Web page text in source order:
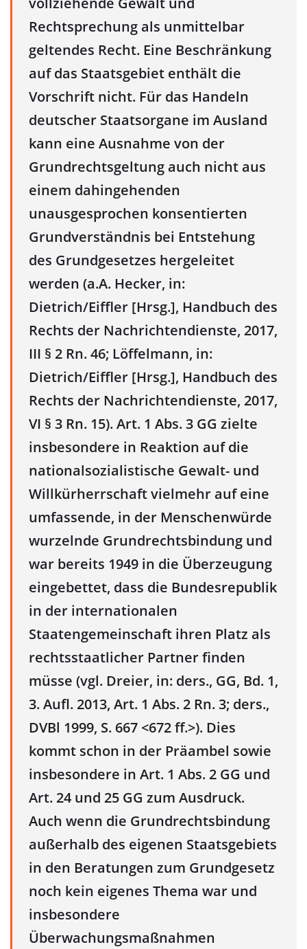
Rechtsprechung als unmittelbar
geltendes Recht. Eine Beschränkung
auf das Staatsgebiet enthält die
Vorschrift nicht. Für das Handeln
deutscher Staatsorgane im Ausland
kann eine Ausnahme von der
Grundrechtsgeltung auch nicht aus
einem dahingehenden
unausgesprochen konsentierten
Grundverständnis bei Entstehung
des Grundgesetzes hergeleitet
werden (a.A. Hecker, in:
Dietrich/Eiffler [Hrsg.], Handbuch des
Rechts der Nachrichtendienste, 2017,
III § 2 Rn. 46; Löffelmann, in:
Dietrich/Eiffler [Hrsg.], Handbuch des
Rechts der Nachrichtendienste, 2017,
VI § 3 Rn. 15). Art. 1 Abs. 3 GG zielte
insbesondere in Reaktion auf die
nationalsozialistische Gewalt- und
Willkürherrschaft vielmehr auf eine
umfassende, in der Menschenwürde
wurzelnde Grundrechtsbindung und
war bereits 1949 in die Überzeugung
eingebettet, dass die Bundesrepublik
in der internationalen
Staatengemeinschaft ihren Platz als
rechtsstaatlicher Partner finden
müsse (vgl. Dreier, in: ders., GG, Bd. 1,
3. Aufl. 2013, Art. 1 Abs. 2 Rn. 3; ders.,
DVBl 1999, S. 667 <672 ff.>). Dies
kommt schon in der Präambel sowie
insbesondere in Art. 1 Abs. 2 GG und
Art. 24 und 25 GG zum Ausdruck.
Auch wenn die Grundrechtsbindung
außerhalb des eigenen Staatsgebiets
in den Beratungen zum Grundgesetz
noch kein eigenes Thema war und
insbesondere
Überwachungsmaßnahmen